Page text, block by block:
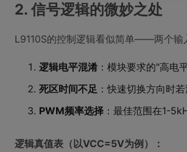
2. 信号逻辑的微妙之处
L9110S的控制逻辑看似简单——两个输
逻辑电平混淆 ：模块要求的"高电
死区时间不足 ：快速切换方向时
PWM频率选择 ：最佳范围在1-
逻辑真值表（以VCC=5V为例）：